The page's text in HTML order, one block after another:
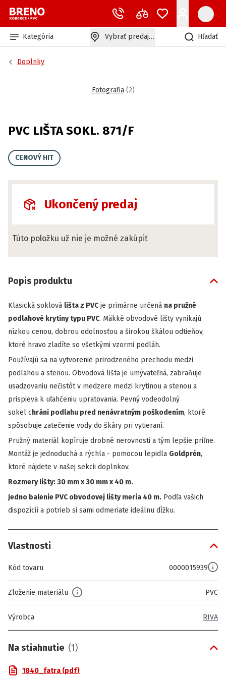
Kategória Vybrať predajňu Hľadať
Doplnky
Fotografia (2)
PVC LIŠTA SOKL. 871/F
CENOVÝ HIT
Ukončený predaj
Túto položku už nie je možné zakúpiť
Popis produktu
Klasická soklová lišta z PVCje primárne určená na pružné
podlahové krytiny typu PVC. Mäkké obvodové lišty vynikajú
nízkou cenou, dobrou odolnosťou a širokou škálou odtieňov,
ktoré hravo zladíte so všetkými vzormi podláh.
Používajú sa na vytvorenie prirodzeného prechodu medzi
podlahou a stenou. Obvodová lišta je umývateľná, zabraňuje
usadzovaniu nečistôt v medzere medzi krytinou a stenou a
prispieva k uľahčeniu upratovania. Pevný vodeodolný
sokel chráni podlahu pred nenávratným poškodením, ktoré
spôsobuje zatečenie vody do škáry pri vytieraní.
Pružný materiál kopíruje drobné nerovnosti a tým lepšie priľne.
Montáž je jednoduchá a rýchla - pomocou lepidla Goldprén,
ktoré nájdete v našej sekcii doplnkov.
Rozmery lišty: 30 mm x 30 mm x 40 m.
Jedno balenie PVC obvodovej lišty meria 40 m. Podľa vašich
dispozícií a potrieb si sami odmeriate ideálnu dĺžku.
Vlastnosti
Kód tovaru 0000015939
Zloženie materiálu PVC
Výrobca RIVA
Na stiahnutie (1)
1840_fatra (pdf)